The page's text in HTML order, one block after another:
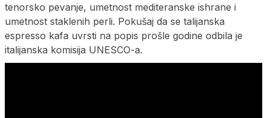
tenorsko pevanje, umetnost mediteranske ishrane i
umetnost staklenih perli. Pokušaj da se talijanska
espresso kafa uvrsti na popis prošle godine odbila je
italijanska komisija UNESCO-a.